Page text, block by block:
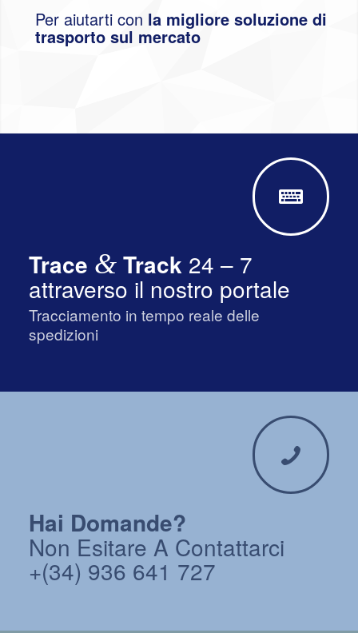
Per aiutarti con la migliore soluzione di
trasporto sul mercato
Trace &Track 24 – 7
attraverso il nostro portale
Tracciamento in tempo reale delle
spedizioni
Hai Domande?
Non Esitare A Contattarci
+(34) 936 641 727